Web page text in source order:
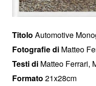
Titolo Automotive
Fotografie di Matteo
Testi di Matteo Ferrari,
Formato 21x28cm